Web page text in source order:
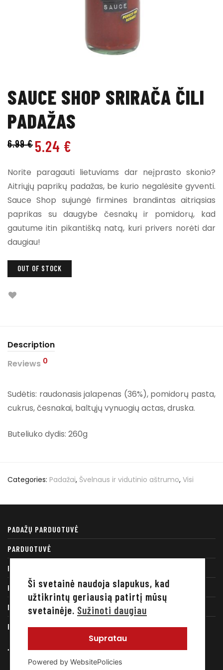
Ši svetainė naudoja slapukus, kad
užtikrintų geriausią patirtį mūsų
svetainėje. Sužinoti daugiau
Supratau
Powered by WebsitePolicies
SAUCE SHOP SRIRAČA ČILI
PADAŽAS
6.99€ 5.24 €
Norite paragauti lietuviams dar neįprasto skonio?
Aitriųjų paprikų padažas, be kurio negalėsite gyventi.
Sauce Shop sujungė firmines brandintas aitriąsias
paprikas su daugybe česnakų ir pomidorų, kad
gautume itin pikantišką natą, kuri privers norėti dar
daugiau!
OUT OF STOCK
Description
Reviews 0
Sudėtis: raudonasis jalapenas (36%), pomidorų pasta,
cukrus, česnakai, baltųjų vynuogių actas, druska.
Buteliuko dydis: 260g
Categories: Padažai, Švelnaus ir vidutinio aštrumo, Visi
PADAŽŲ PARDUOTUVĖ
PARDUOTUVĖ
RECEPTAI
KONTAKTAI
MANO PASKYRA
PRIVATUMO POLITIKA